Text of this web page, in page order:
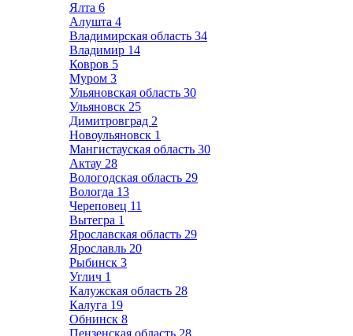
Ялта 6
Алушта 4
Владимирская область 34
Владимир 14
Ковров 5
Муром 3
Ульяновская область 30
Ульяновск 25
Димитровград 2
Новоульяновск 1
Мангистауская область 30
Актау 28
Вологодская область 29
Вологда 13
Череповец 11
Вытегра 1
Ярославская область 29
Ярославль 20
Рыбинск 3
Углич 1
Калужская область 28
Калуга 19
Обнинск 8
Пензенская область 28